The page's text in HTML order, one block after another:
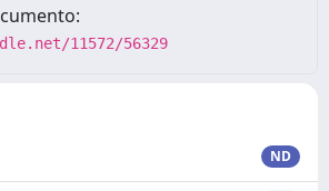
11572/56329
ND